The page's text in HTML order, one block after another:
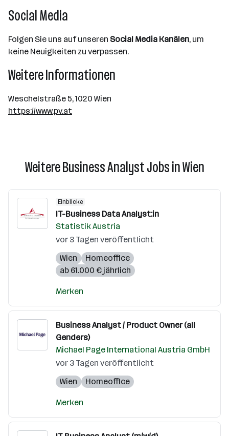
Social Media
Folgen Sie uns auf unseren Social Media Kanälen, um
keine Neuigkeiten zu verpassen.
Weitere Informationen
Weschelstraße 5, 1020 Wien
https://www.pv.at
Weitere Business Analyst Jobs in Wien
Einblicke
IT-Business Data Analyst:in
Statistik Austria
vor 3 Tagen veröffentlicht
Wien
Homeoffice
ab 61.000 € jährlich
Merken
Business Analyst / Product Owner (all
Genders)
Michael Page International Austria GmbH
vor 3 Tagen veröffentlicht
Wien
Homeoffice
Merken